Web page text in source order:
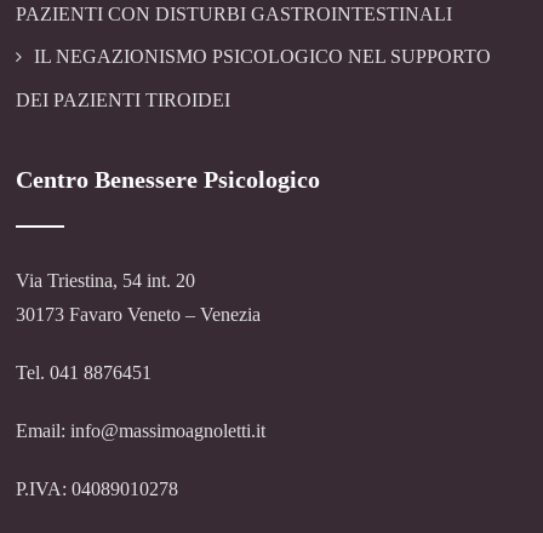
PAZIENTI CON DISTURBI GASTROINTESTINALI
IL NEGAZIONISMO PSICOLOGICO NEL SUPPORTO
DEI PAZIENTI TIROIDEI
Centro Benessere Psicologico
Via Triestina, 54 int. 20
30173 Favaro Veneto – Venezia
Tel. 041 8876451
Email: info@massimoagnoletti.it
P.IVA: 04089010278